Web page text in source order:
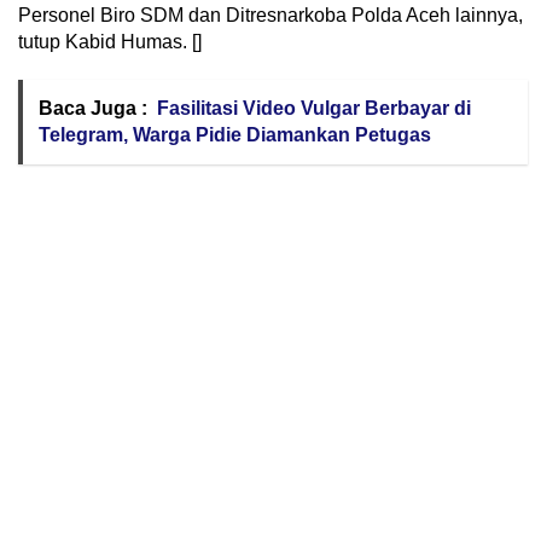
Personel Biro SDM dan Ditresnarkoba Polda Aceh lainnya,
tutup Kabid Humas. []
Baca Juga :
Fasilitasi Video Vulgar Berbayar di
Telegram, Warga Pidie Diamankan Petugas